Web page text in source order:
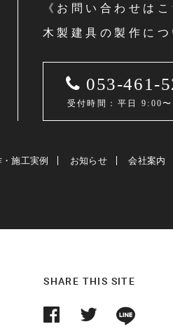
《お問い合わせはこ
木製建具の製作に
053-461-
受付時間：平日 9:00
施工実例 お知らせ 会社案内
SHARE THIS SITE